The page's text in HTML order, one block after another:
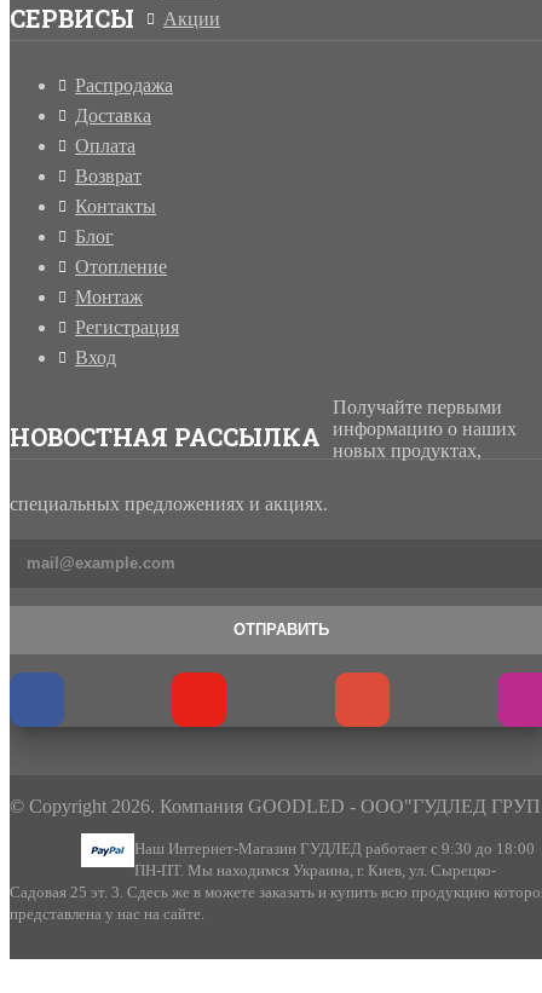
СЕРВИСЫ
Акции
Распродажа
Доставка
Оплата
Возврат
Контакты
Блог
Отопление
Монтаж
Регистрация
Вход
НОВОСТНАЯ РАССЫЛКА
Получайте первыми
информацию о наших
новых продуктах,
специальных предложениях и акциях.
ОТПРАВИТЬ
© Copyright 2026. Компания GOODLED - ООО"ГУДЛЕД
Наш Интернет-Магазин ГУДЛЕД работает с 9:30 до 18:00
ПН-ПТ. Мы находимся Украина, г. Киев, ул. Сырецко-
Садовая 25 эт. 3. Сдесь же в можете заказать и купить всю продукцию
представлена у нас на сайте.